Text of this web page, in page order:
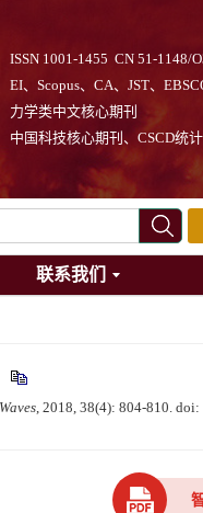
ISSN 1001-1455 CN 51-1148/
EI、Scopus、CA、JST、
力学类中文核心期刊
中国科技核心期刊、CSCD统
联系我们
, 2018, 38(4): 804-810. doi: